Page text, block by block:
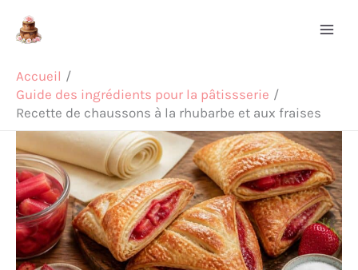
Accueil
Guide des ingrédients pour la pâtissserie
Recette de chaussons à la rhubarbe et aux fraises
Rechercher